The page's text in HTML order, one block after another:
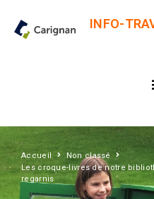
INFO-
Accueil
Non classé
Les croque-livres de notre
regarnis